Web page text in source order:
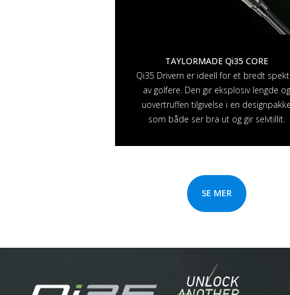
TAYLORMADE Qi35 CORE
Qi35 Drivern er ideell for et bredt
av golfere. Den gir eksplosiv lengde og
uovertruffen tilgivelse i en designpakke
som både ser bra ut og gir selvtillit.
SE MER